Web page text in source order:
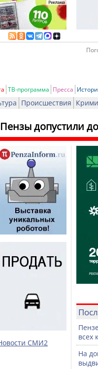
ТВ-программа Пресса
Происшествия
допустили
СМИ2
всех
На